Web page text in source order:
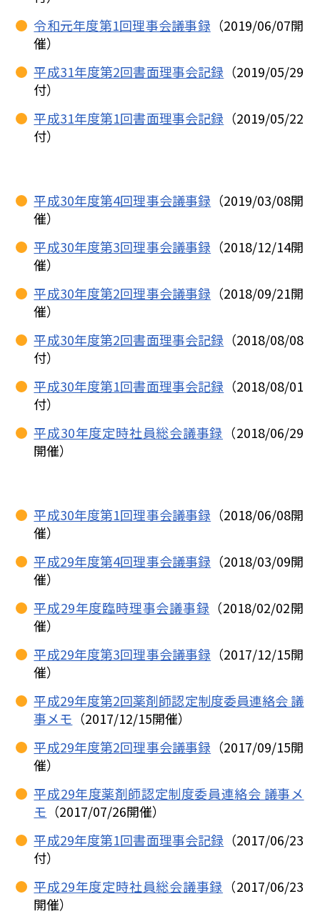
令和元年度第1回理事会議事録 （2019/06/07開
催）
平成31年度第2回書面理事会記録 （2019/05/29
付）
平成31年度第1回書面理事会記録 （2019/05/22
付）
平成30年度第4回理事会議事録 （2019/03/08開
催）
平成30年度第3回理事会議事録 （2018/12/14開
催）
平成30年度第2回理事会議事録 （2018/09/21開
催）
平成30年度第2回書面理事会記録 （2018/08/08
付）
平成30年度第1回書面理事会記録 （2018/08/01
付）
平成30年度定時社員総会議事録 （2018/06/29
開催）
平成30年度第1回理事会議事録 （2018/06/08開
催）
平成29年度第4回理事会議事録 （2018/03/09開
催）
平成29年度臨時理事会議事録 （2018/02/02開
催）
平成29年度第3回理事会議事録 （2017/12/15開
催）
平成29年度第2回薬剤師認定制度委員連絡会 議
事メモ （2017/12/15開催）
平成29年度第2回理事会議事録 （2017/09/15開
催）
平成29年度薬剤師認定制度委員連絡会 議事メ
モ （2017/07/26開催）
平成29年度第1回書面理事会記録 （2017/06/23
付）
平成29年度定時社員総会議事録 （2017/06/23
開催）